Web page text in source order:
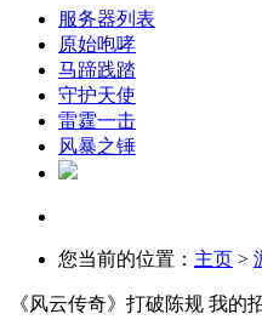
服务器列表
原始咆哮
马蹄践踏
守护天使
雷霆一击
风暴之锤
您当前的位置： 主页 >
《风云传奇》打破陈规 我的